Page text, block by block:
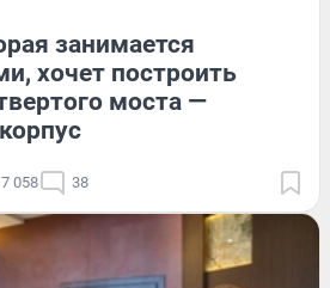
занимается
хочет построить
моста —
7 058 38